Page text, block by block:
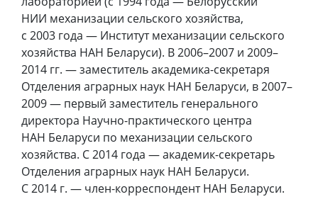
НИИ механизации сельского хозяйства,
с 2003 года — Институт механизации сельского
хозяйства НАН Беларуси). В 2006–2007 и 2009–
2014 гг. — заместитель академика-секретаря
Отделения аграрных наук НАН Беларуси, в 2007–
2009 — первый заместитель генерального
директора Научно-практического центра
НАН Беларуси по механизации сельского
хозяйства. С 2014 года — академик-секретарь
Отделения аграрных наук НАН Беларуси.
С 2014 г. — член-корреспондент НАН Беларуси.